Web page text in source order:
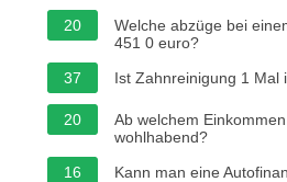
20
Welche abzüge bei
451 0 euro?
37
Ist Zahnreinigung 1 Mal
20
Ab welchem
wohlhabend?
16
Kann man eine